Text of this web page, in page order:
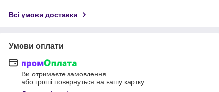
Всі умови доставки
Умови оплати
Ви отримаєте замовлення
або гроші повернуться на вашу картку